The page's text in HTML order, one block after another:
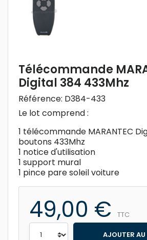
Télécommande
Digital 384 433Mhz
Référence: D384-433
Le lot comprend :
1 télécommande MARANTEC
boutons 433Mhz
1 notice d'utilisation
1 support mural
1 pince pare soleil voiture
49,00 € TTC
AJOUTER AU